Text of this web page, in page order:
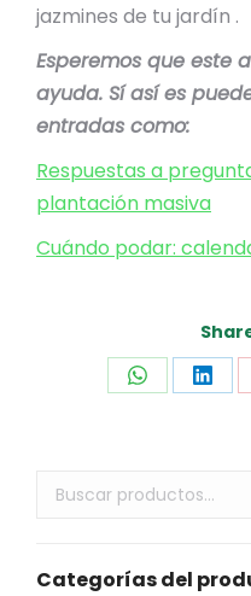
jazmines de tu jardín .
Esperemos que este
ayuda. Sí así es
entradas como:
Respuestas a
plantación masiva
Cuándo podar:
Share
Categorías del